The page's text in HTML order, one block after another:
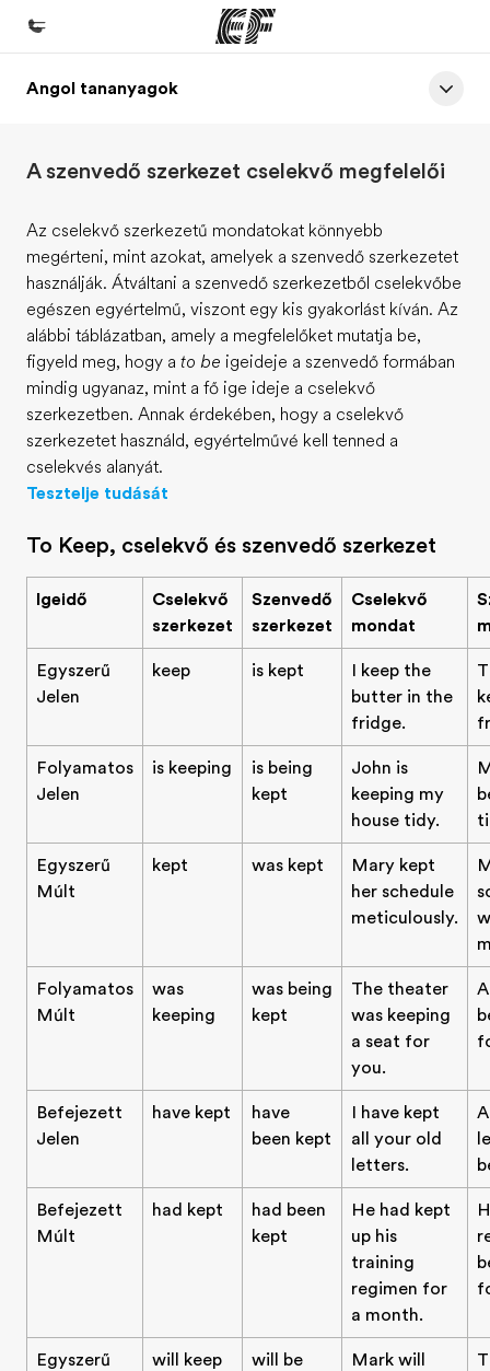
Home
EF programok
EF Iroda
EF iroda a közeledben
Rólunk
Mit kell rólunk tudni
Karrier
Dolgozz velünk!
Angol tananyagok
A szenvedő szerkezet cselekvő megfelelői
Az cselekvő szerkezetű mondatokat könnyebb
megérteni, mint azokat, amelyek a szenvedő szerkezetet
használják. Átváltani a szenvedő szerkezetből cselekvőbe
egészen egyértelmű, viszont egy kis gyakorlást kíván. Az
alábbi táblázatban, amely a megfelelőket mutatja be,
figyeld meg, hogy a to be igeideje a szenvedő formában
mindig ugyanaz, mint a fő ige ideje a cselekvő
szerkezetben. Annak érdekében, hogy a cselekvő
szerkezetet használd, egyértelművé kell tenned a
cselekvés alanyát.
Tesztelje tudását
To Keep, cselekvő és szenvedő szerkezet
Igeidő
Cselekvő
szerkezet
Szenvedő
szerkezet
Cselekvő
mondat
Egyszerű
Jelen
keep is kept
I keep the
butter in the
fridge.
Folyamatos
Jelen
is keeping
is being
kept
John is
keeping my
house tidy.
Egyszerű
Múlt
kept was kept
Mary kept
her schedule
meticulously.
Folyamatos
Múlt
was
keeping
was being
kept
The theater
was keeping
a seat for
you.
Befejezett
Jelen
have kept
have
been kept
I have kept
all your old
letters.
Befejezett
Múlt
had kept
had been
kept
He had kept
up his
training
regimen for
a month.
Egyszerű
will keep
will be
Mark will